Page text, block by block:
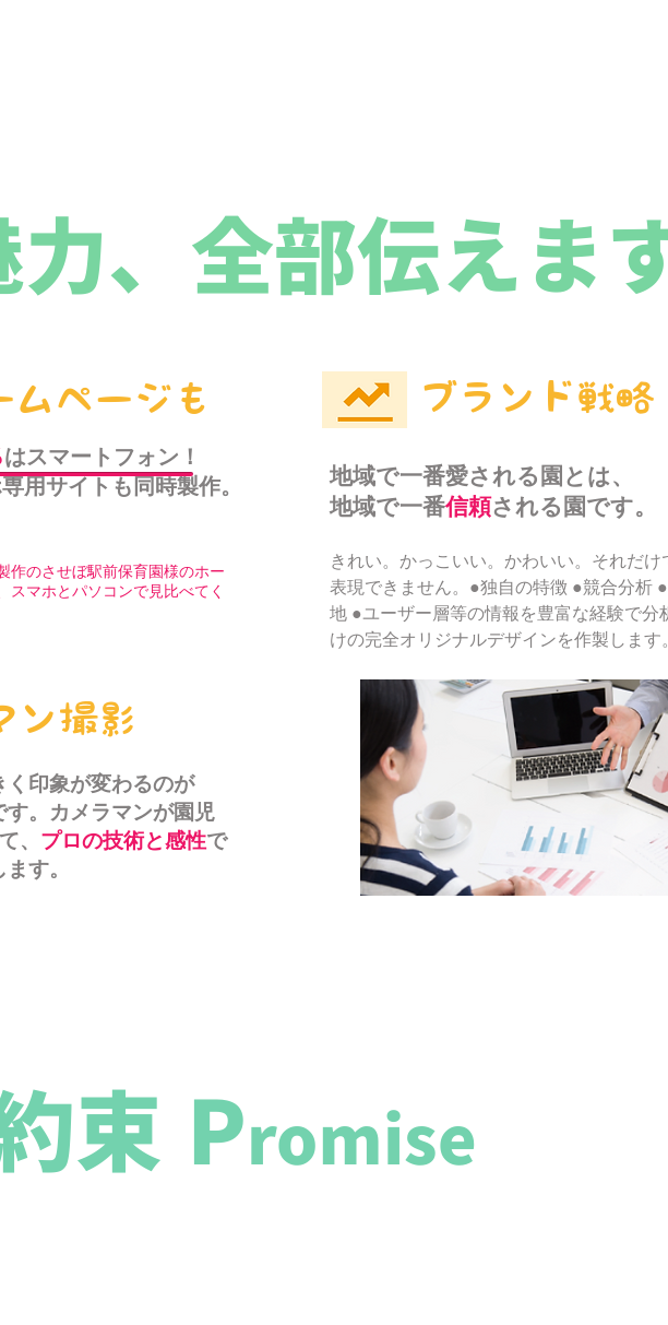
、全部伝えます
ムページも
作のさせぼ駅前保育園様の​ホー
スマホとパソコンで見比べてく
はスマートフォン！
用サイトも同時製作。
ン撮影
く印象が変わるのが
す。カメラマンが園児
、 プロの技術と感性で
す。
地域で一番愛される園とは、
地域で一番信頼される園です。
きれい。かっこいい。かわいい。それだけ
表現できません。●独自の特徴 ●競合分析
地 ●ユーザー層等の情報を豊富な経験で分
けの完全オリジナルデザインを作製します
ブランド戦略
束 Promise